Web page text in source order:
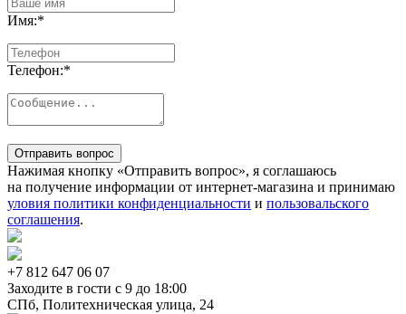
Имя:*
Телефон:*
Отправить вопрос
Нажимая кнопку «Отправить вопрос», я соглашаюсь
на получение информации от интернет-магазина и принимаю
уловия политики конфиденциальности и пользовальского
соглашения.
+7 812 647 06 07
Заходите в гости c 9 до 18:00
СПб, Политехническая улица, 24